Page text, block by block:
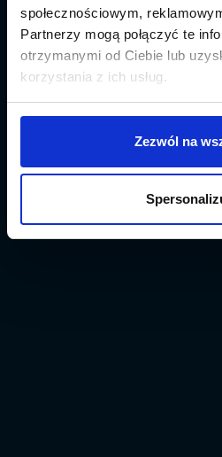
społecznościowym,
Partnerzy mogą połączyć te
otrzymanymi od Ciebie lub
korzystania z ich usług.
Zezwól na